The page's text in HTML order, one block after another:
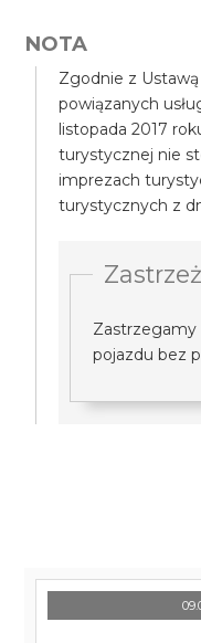
NOTA
Zgodnie z
powiązanych
listopada 2017
turystycznej nie
imprezach
turystycznych z
Zastrzegamy
pojazdu bez